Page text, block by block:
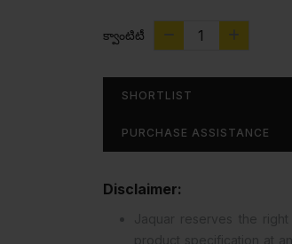
క్వాంటిటీ
SHORTLIST
PURCHASE ASSISTANCE
Disclaimer: